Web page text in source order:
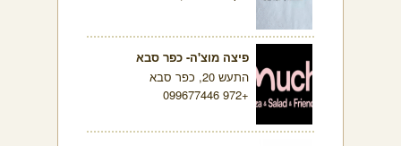
פיצה מוצ'ה- כפר סבא
התעש 20, כפר סבא
+972 099677446